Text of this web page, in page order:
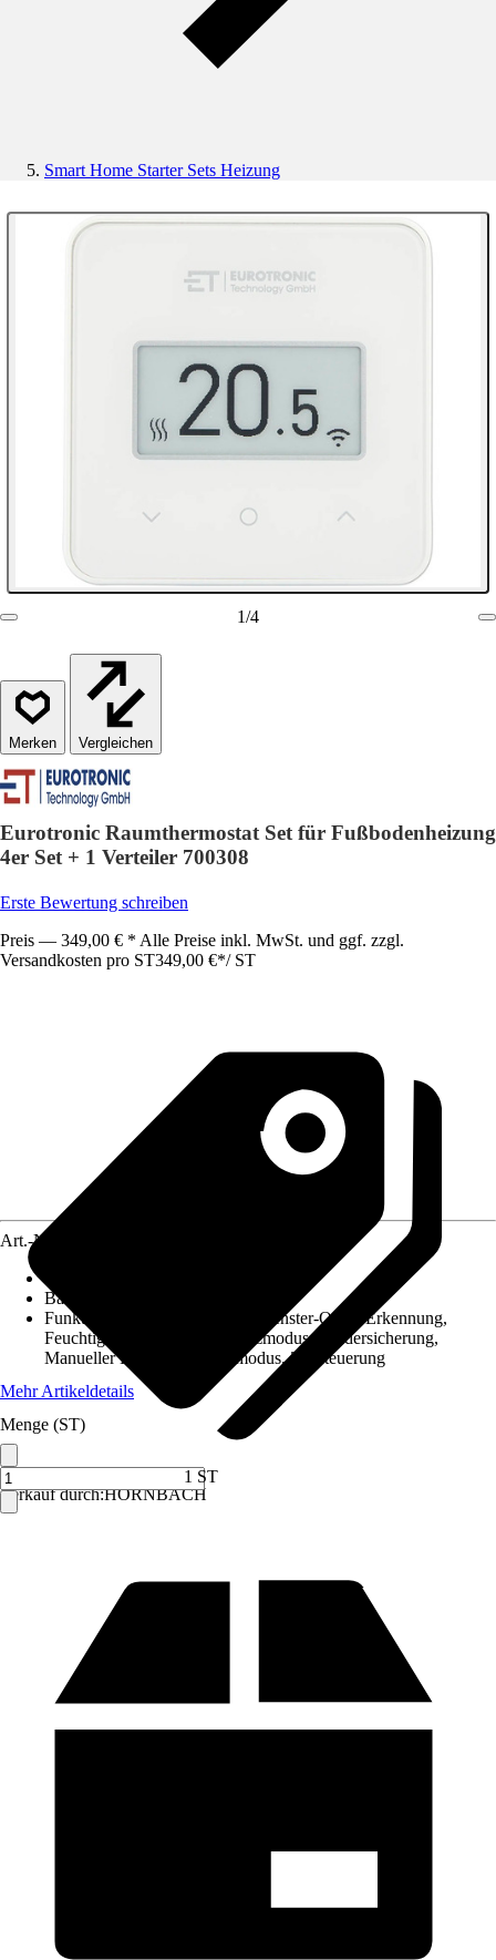
Smart Home Starter Sets Heizung
1/4
Vergleichen
Eurotronic Raumthermostat Set für Fußbodenheizung
4er Set + 1 Verteiler 700308
Erste Bewertung schreiben
Preis — 349,00 € * Alle Preise inkl. MwSt. und ggf. zzgl.
Versandkosten pro ST349,00 €*/ ST
Verkauf durch:HORNBACH
Art.-Nr.
Bauart
Funktionen
Automatikbetrieb, Fenster-Offen-Erkennung,
Feuchtigkeitsensor, Frostschutzmodus, Kindersicherung,
Manueller Betrieb, Urlaubsmodus, Zeitsteuerung
Mehr Artikeldetails
Menge (ST)
1 ST